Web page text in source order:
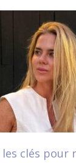
clés pour